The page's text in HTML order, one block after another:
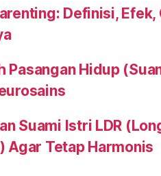
Definisi, Efek,
Pasangan Hidup
Suami Istri LDR
Agar Tetap Harmonis